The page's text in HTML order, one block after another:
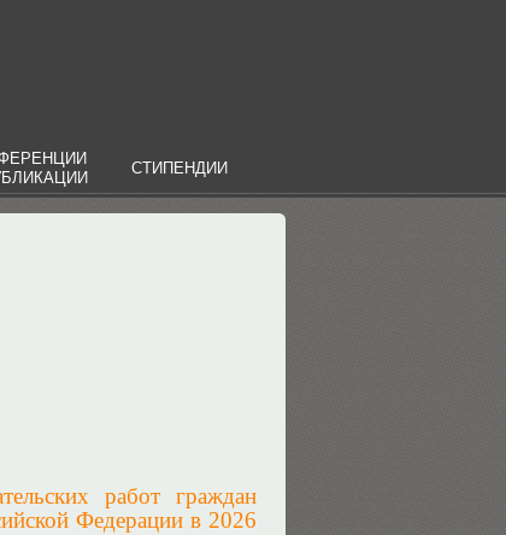
СТИПЕНДИИ
работ граждан
Федерации в 2026